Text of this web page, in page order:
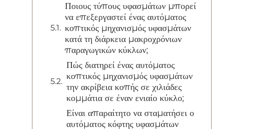
Ποιους τύπους υφασμάτων μπορεί
να επεξεργαστεί ένας αυτόματος
κοπτικός μηχανισμός υφασμάτων
κατά τη διάρκεια μακροχρόνιων
παραγωγικών κύκλων;
Πώς διατηρεί ένας αυτόματος
κοπτικός μηχανισμός υφασμάτων
την ακρίβεια κοπής σε χιλιάδες
κομμάτια σε έναν ενιαίο κύκλο;
Είναι απαραίτητο να σταματήσει ο
αυτόματος κόφτης υφασμάτων